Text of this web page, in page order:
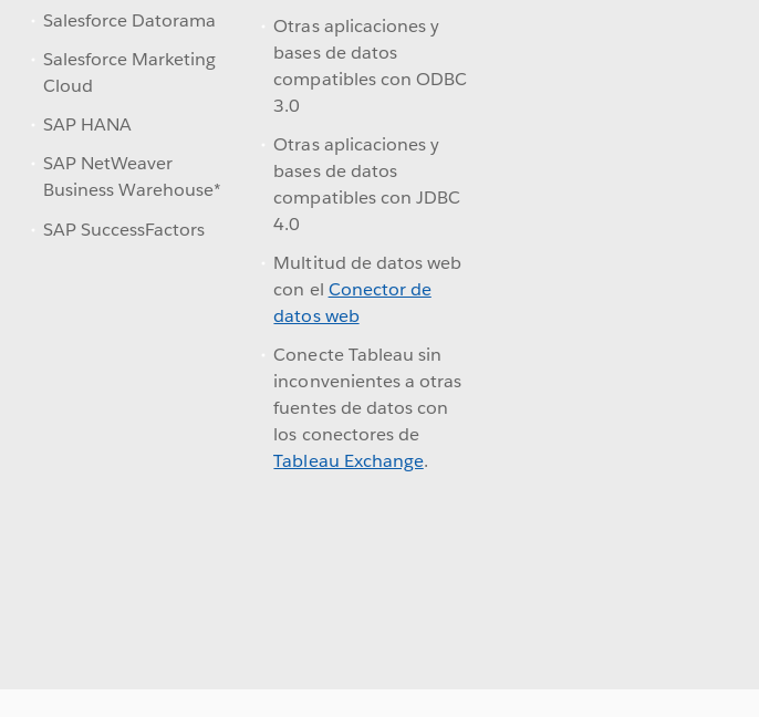
Salesforce Datorama
Salesforce Marketing
Cloud
SAP HANA
SAP NetWeaver
Business Warehouse*
SAP SuccessFactors
Otras aplicaciones y
bases de datos
compatibles con ODBC
3.0
Otras aplicaciones y
bases de datos
compatibles con JDBC
4.0
Multitud de datos web
con el Conector de
datos web
Conecte Tableau sin
inconvenientes a otras
fuentes de datos con
los conectores de
Tableau Exchange.